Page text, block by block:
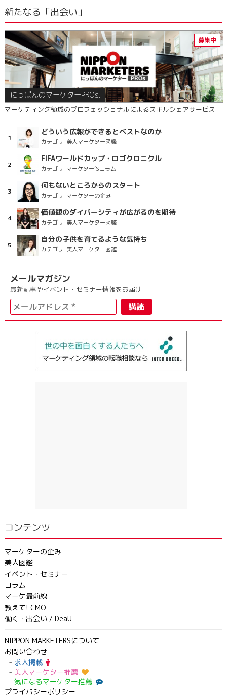
新たなる「出会い」
にっぽんのマーケターPROs.
マーケティング領域のプロフェッショナルによるスキルシェアサービス
どういう広報ができるとベストなのか
カテゴリ: 美人マーケター図鑑
FIFAワールドカップ・ロゴクロニクル
カテゴリ: マーケター’Sコラム
何もないところからのスタート
カテゴリ: マーケターの企み
価値観のダイバーシティが広がるのを期待
カテゴリ: 美人マーケター図鑑
自分の子供を育てるような気持ち
カテゴリ: 美人マーケター図鑑
メールマガジン
最新記事やイベント・セミナー情報をお届け!
コンテンツ
マーケターの企み
美人図鑑
イベント・セミナー
コラム
マーケ最前線
教えて! CMO
働く・出会い / DeaU
NIPPON MARKETERSについて
お問い合わせ
求人掲載
美人マーケター推薦
気になるマーケター推薦
プライバシーポリシー